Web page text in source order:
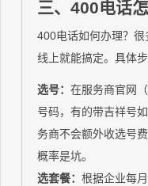
三、400电话
400电话如何办理？
线上就能搞定。具体步
选号：在服务商官网
号码，有的带吉祥号
务商不会额外收选号
概率是坑。
选套餐：根据企业每